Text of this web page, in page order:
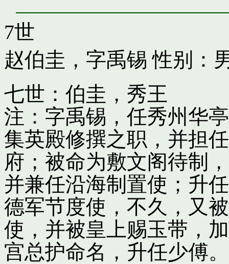
7世
赵伯圭，字禹锡 性别：
七世：伯圭，秀王
注：字禹锡，任秀州华
集英殿修撰之职，并担
府；被命为敷文阁待制
并兼任沿海制置使；升
德军节度使，不久，又
使，并被皇上赐玉带，
宫总护命名，升任少傅